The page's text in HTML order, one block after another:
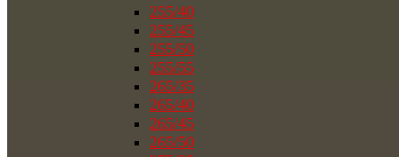
255/40
255/45
255/50
255/55
265/35
265/40
265/45
265/50